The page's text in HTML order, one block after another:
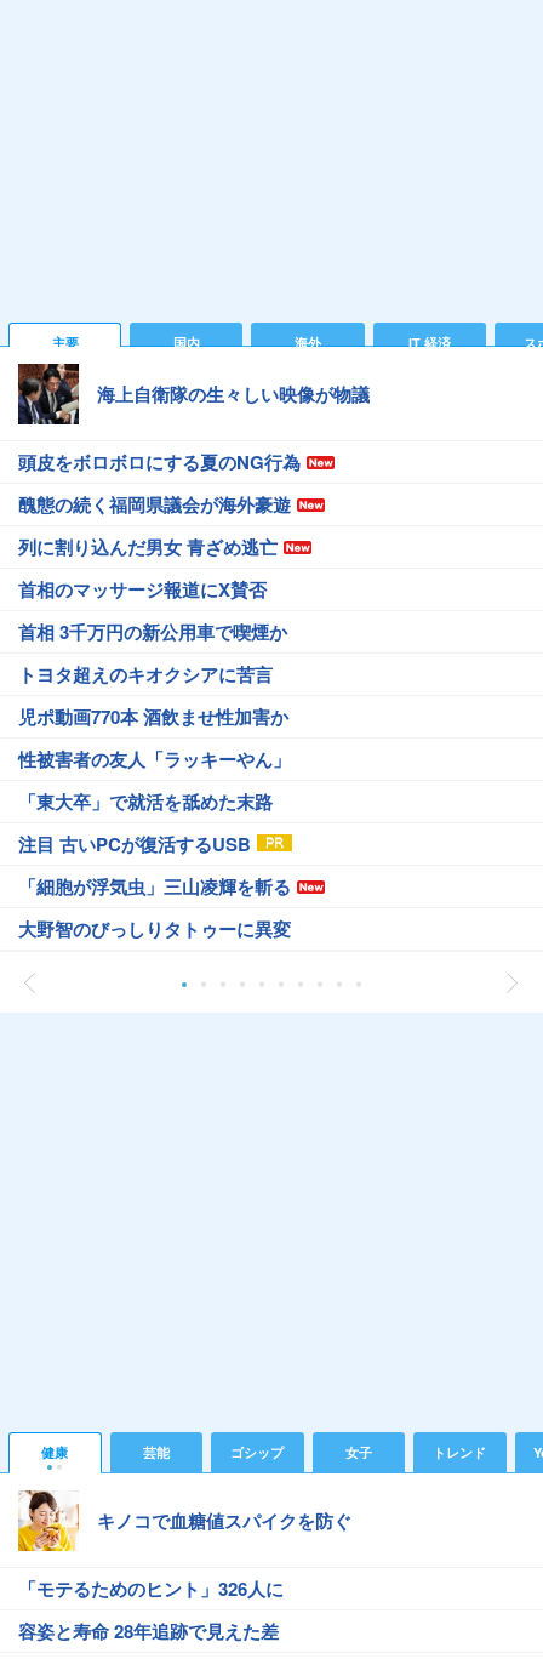
主要 国内 海外 IT 経済 ス
海上自衛隊の生々しい映像が物議
頭皮をボロボロにする夏のNG行為
醜態の続く福岡県議会が海外豪遊
列に割り込んだ男女 青ざめ逃亡
首相のマッサージ報道にX賛否
首相 3千万円の新公用車で喫煙か
トヨタ超えのキオクシアに苦言
児ポ動画770本 酒飲ませ性加害か
性被害者の友人「ラッキーやん」
「東大卒」で就活を舐めた末路
注目 古いPCが復活するUSB
「細胞が浮気虫」三山凌輝を斬る
大野智のびっしりタトゥーに異変
健康 芸能 ゴシップ 女子 トレンド
キノコで血糖値スパイクを防ぐ
「モテるためのヒント」326人に
容姿と寿命 28年追跡で見えた差